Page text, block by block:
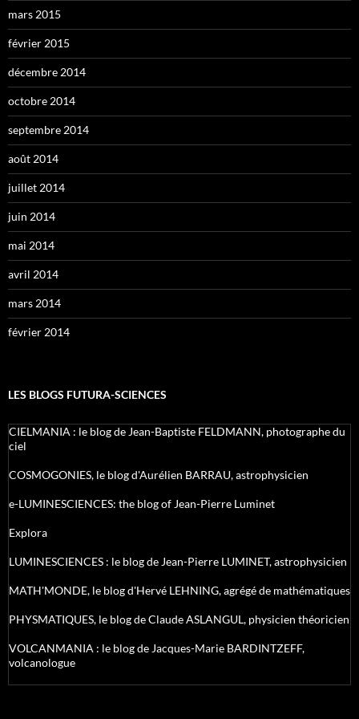
mars 2015
février 2015
décembre 2014
octobre 2014
septembre 2014
août 2014
juillet 2014
juin 2014
mai 2014
avril 2014
mars 2014
février 2014
LES BLOGS FUTURA-SCIENCES
CIELMANIA : le blog de Jean-Baptiste FELDMANN, photographe du
ciel
COSMOGONIES, le blog d'Aurélien BARRAU, astrophysicien
e-LUMINESCIENCES: the blog of Jean-Pierre Luminet
Explora
LUMINESCIENCES : le blog de Jean-Pierre LUMINET, astrophysicien
MATH'MONDE, le blog d'Hervé LEHNING, agrégé de mathématiques
PHYSMATIQUES, le blog de Claude ASLANGUL, physicien théoricien
VOLCANMANIA : le blog de Jacques-Marie BARDINTZEFF,
volcanologue